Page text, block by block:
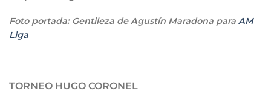
Foto portada: Gentileza de Agustín Maradona para AM
Liga
TORNEO HUGO CORONEL